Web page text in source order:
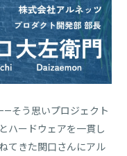
そう思いプロジェクト
ハードウェアを一貫し
てきた関口さんにアル